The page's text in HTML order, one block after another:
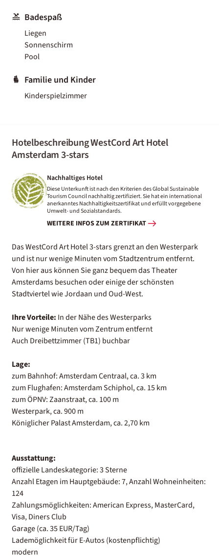
Badespaß
Liegen
Sonnenschirm
Pool
Familie und Kinder
Kinderspielzimmer
Hotelbeschreibung WestCord Art Hotel
Amsterdam 3-stars
Nachhaltiges Hotel
Diese Unterkunft ist nach den Kriterien des Global Sustainable
Tourism Council nachhaltig zertifiziert. Sie hat ein international
anerkanntes Nachhaltigkeitszertifikat und erfüllt vorgegebene
Umwelt- und Sozialstandards.
WEITERE INFOS ZUM ZERTIFIKAT
Das WestCord Art Hotel 3-stars grenzt an den Westerpark
und ist nur wenige Minuten vom Stadtzentrum entfernt.
Von hier aus können Sie ganz bequem das Theater
Amsterdams besuchen oder einige der schönsten
Stadtviertel wie Jordaan und Oud-West.
Ihre Vorteile: In der Nähe des Westerparks
Nur wenige Minuten vom Zentrum entfernt
Auch Dreibettzimmer (TB1) buchbar
Lage:
zum Bahnhof: Amsterdam Centraal, ca. 3 km
zum Flughafen: Amsterdam Schiphol, ca. 15 km
zum ÖPNV: Zaanstraat, ca. 100 m
Westerpark, ca. 900 m
Königlicher Palast Amsterdam, ca. 2,70 km
Ausstattung:
offizielle Landeskategorie: 3 Sterne
Anzahl Etagen im Hauptgebäude: 7, Anzahl Wohneinheiten:
124
Zahlungsmöglichkeiten: American Express, MasterCard,
Visa, Diners Club
Garage (ca. 35 EUR/Tag)
Lademöglichkeit für E-Autos (kostenpflichtig)
modern